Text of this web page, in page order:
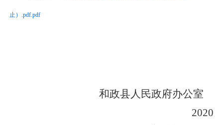
止）.pdf.pdf
和政县人民政府办公室
2020